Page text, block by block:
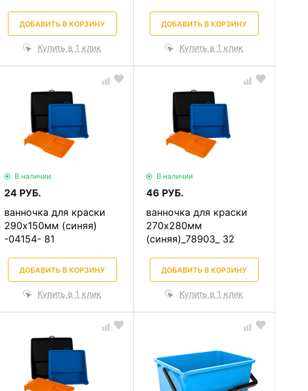
ДОБАВИТЬ В КОРЗИНУ
Купить в 1 клик
ДОБАВИТЬ В КОРЗИНУ
Купить в 1 клик
В наличии
24 РУБ.
ванночка для краски
290х150мм (синяя)
-04154- 81
ДОБАВИТЬ В КОРЗИНУ
Купить в 1 клик
В наличии
46 РУБ.
ванночка для краски
270х280мм
(синяя)_78903_ 32
ДОБАВИТЬ В КОРЗИНУ
Купить в 1 клик